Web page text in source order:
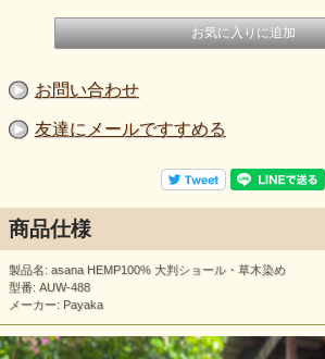
お問い合わせ
友達にメールですすめる
商品仕様
製品名: asana HEMP100% 大判ショール・草木染め
型番: AUW-488
メーカー: Payaka